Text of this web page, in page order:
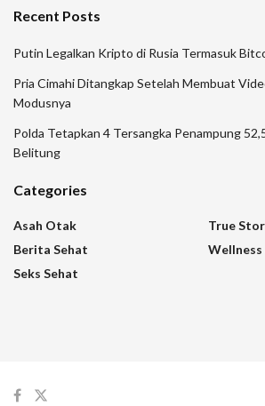
Recent Posts
Putin Legalkan Kripto di Rusia Termasuk
Pria Cimahi Ditangkap Setelah Membuat
Modusnya
Polda Tetapkan 4 Tersangka Penampung
Belitung
Categories
Asah Otak
Berita Sehat
Seks Sehat
True